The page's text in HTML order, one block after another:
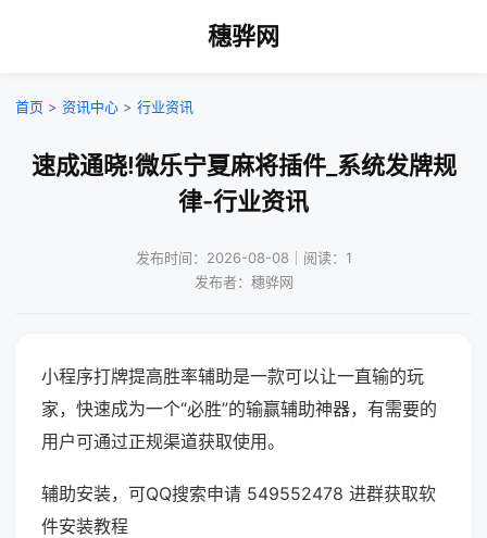
穗骅网
首页 > 资讯中心 > 行业资讯
速成通晓!微乐宁夏麻将插件_系统发牌规
律-行业资讯
发布时间：2026-08-08｜阅读：1
发布者：穗骅网
小程序打牌提高胜率辅助是一款可以让一直输的玩
家，快速成为一个“必胜”的输赢辅助神器，有需要的
用户可通过正规渠道获取使用。
辅助安装，可QQ搜索申请 549552478 进群获取软
件安装教程